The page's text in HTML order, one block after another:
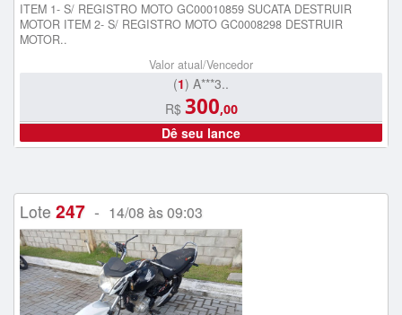
ITEM 1- S/ REGISTRO MOTO GC00010859 SUCATA DESTRUIR
MOTOR ITEM 2- S/ REGISTRO MOTO GC0008298 DESTRUIR
MOTOR..
Valor atual/Vencedor
(1) A***3..
R$ 300,00
Dê seu lance
Lote 247 - 14/08 às 09:03